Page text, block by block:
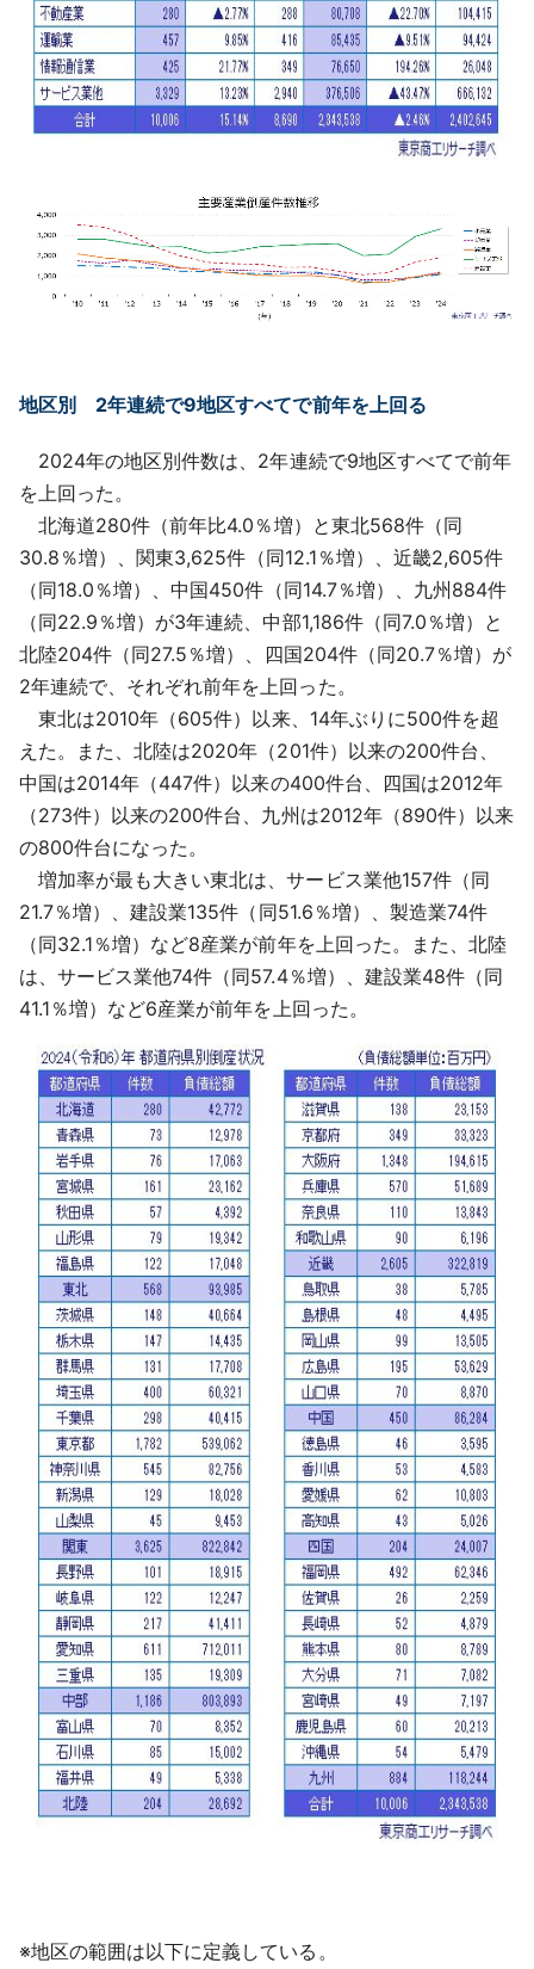
地区別 2年連続で9地区すべてで前年を上回る
2024年の地区別件数は、2年連続で9地区すべてで前年
を上回った。
北海道280件（前年比4.0％増）と東北568件（同
30.8％増）、関東3,625件（同12.1％増）、近畿2,605件
（同18.0％増）、中国450件（同14.7％増）、九州884件
（同22.9％増）が3年連続、中部1,186件（同7.0％増）と
北陸204件（同27.5％増）、四国204件（同20.7％増）が
2年連続で、それぞれ前年を上回った。
東北は2010年（605件）以来、14年ぶりに500件を超
えた。また、北陸は2020年（201件）以来の200件台、
中国は2014年（447件）以来の400件台、四国は2012年
（273件）以来の200件台、九州は2012年（890件）以来
の800件台になった。
増加率が最も大きい東北は、サービス業他157件（同
21.7％増）、建設業135件（同51.6％増）、製造業74件
（同32.1％増）など8産業が前年を上回った。また、北陸
は、サービス業他74件（同57.4％増）、建設業48件（同
41.1％増）など6産業が前年を上回った。
※地区の範囲は以下に定義している。